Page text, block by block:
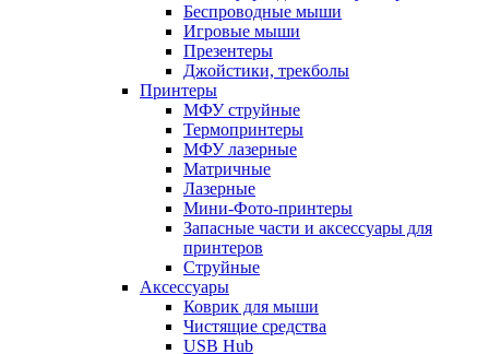
Беспроводные мыши
Игровые мыши
Презентеры
Джойстики, трекболы
Принтеры
МФУ струйные
Термопринтеры
МФУ лазерные
Матричные
Лазерные
Мини-Фото-принтеры
Запасные части и аксессуары для
принтеров
Струйные
Аксессуары
Коврик для мыши
Чистящие средства
USB Hub